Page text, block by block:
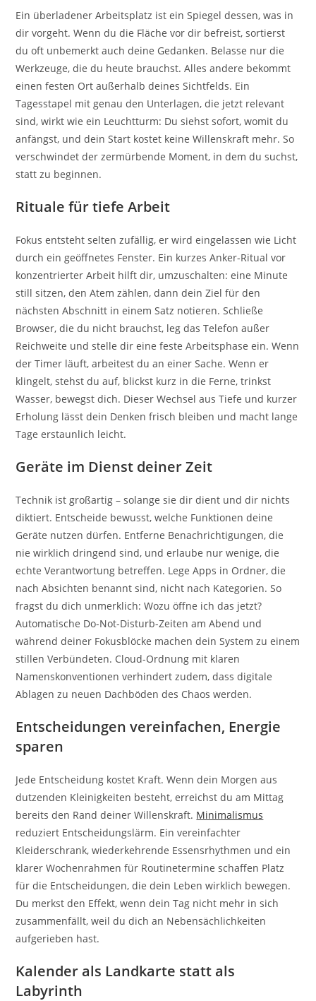
Ein überladener Arbeitsplatz ist ein Spiegel dessen, was in
dir vorgeht. Wenn du die Fläche vor dir befreist, sortierst
du oft unbemerkt auch deine Gedanken. Belasse nur die
Werkzeuge, die du heute brauchst. Alles andere bekommt
einen festen Ort außerhalb deines Sichtfelds. Ein
Tagesstapel mit genau den Unterlagen, die jetzt relevant
sind, wirkt wie ein Leuchtturm: Du siehst sofort, womit du
anfängst, und dein Start kostet keine Willenskraft mehr. So
verschwindet der zermürbende Moment, in dem du suchst,
statt zu beginnen.
Rituale für tiefe Arbeit
Fokus entsteht selten zufällig, er wird eingelassen wie Licht
durch ein geöffnetes Fenster. Ein kurzes Anker-Ritual vor
konzentrierter Arbeit hilft dir, umzuschalten: eine Minute
still sitzen, den Atem zählen, dann dein Ziel für den
nächsten Abschnitt in einem Satz notieren. Schließe
Browser, die du nicht brauchst, leg das Telefon außer
Reichweite und stelle dir eine feste Arbeitsphase ein. Wenn
der Timer läuft, arbeitest du an einer Sache. Wenn er
klingelt, stehst du auf, blickst kurz in die Ferne, trinkst
Wasser, bewegst dich. Dieser Wechsel aus Tiefe und kurzer
Erholung lässt dein Denken frisch bleiben und macht lange
Tage erstaunlich leicht.
Geräte im Dienst deiner Zeit
Technik ist großartig – solange sie dir dient und dir nichts
diktiert. Entscheide bewusst, welche Funktionen deine
Geräte nutzen dürfen. Entferne Benachrichtigungen, die
nie wirklich dringend sind, und erlaube nur wenige, die
echte Verantwortung betreffen. Lege Apps in Ordner, die
nach Absichten benannt sind, nicht nach Kategorien. So
fragst du dich unmerklich: Wozu öffne ich das jetzt?
Automatische Do-Not-Disturb-Zeiten am Abend und
während deiner Fokusblöcke machen dein System zu einem
stillen Verbündeten. Cloud-Ordnung mit klaren
Namenskonventionen verhindert zudem, dass digitale
Ablagen zu neuen Dachböden des Chaos werden.
Entscheidungen vereinfachen, Energie
sparen
Jede Entscheidung kostet Kraft. Wenn dein Morgen aus
dutzenden Kleinigkeiten besteht, erreichst du am Mittag
bereits den Rand deiner Willenskraft. Minimalismus
reduziert Entscheidungslärm. Ein vereinfachter
Kleiderschrank, wiederkehrende Essensrhythmen und ein
klarer Wochenrahmen für Routinetermine schaffen Platz
für die Entscheidungen, die dein Leben wirklich bewegen.
Du merkst den Effekt, wenn dein Tag nicht mehr in sich
zusammenfällt, weil du dich an Nebensächlichkeiten
aufgerieben hast.
Kalender als Landkarte statt als
Labyrinth